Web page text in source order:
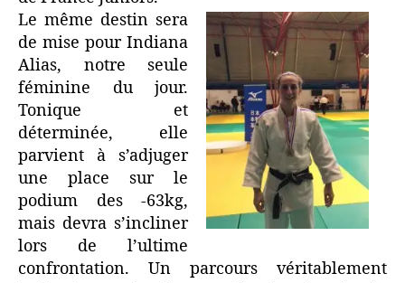
Le même destin sera
de mise pour Indiana
Alias, notre seule
féminine du jour.
Tonique et
déterminée, elle
parvient à s’adjuger
une place sur le
podium des -63kg,
mais devra s’incliner
lors de l’ultime
confrontation. Un parcours véritablement